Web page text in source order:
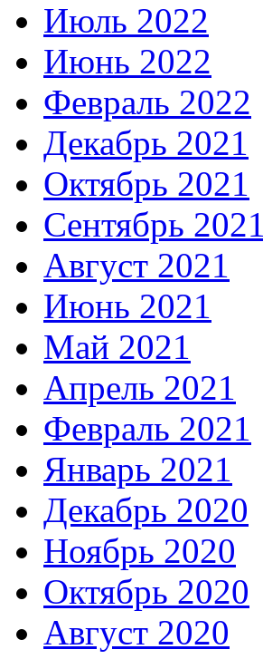
Июль 2022
Июнь 2022
Февраль 2022
Декабрь 2021
Октябрь 2021
Сентябрь 2021
Август 2021
Июнь 2021
Май 2021
Апрель 2021
Февраль 2021
Январь 2021
Декабрь 2020
Ноябрь 2020
Октябрь 2020
Август 2020